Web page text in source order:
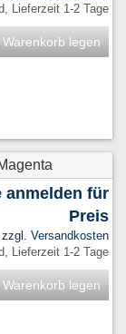
Lieferzeit 1-2 Tage
legen
anmelden für
Preis
Versandkosten
Lieferzeit 1-2 Tage
legen